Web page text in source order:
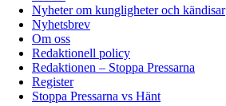
Nyheter om kungligheter och kändisar
Nyhetsbrev
Om oss
Redaktionell policy
Redaktionen – Stoppa Pressarna
Register
Stoppa Pressarna vs Hänt